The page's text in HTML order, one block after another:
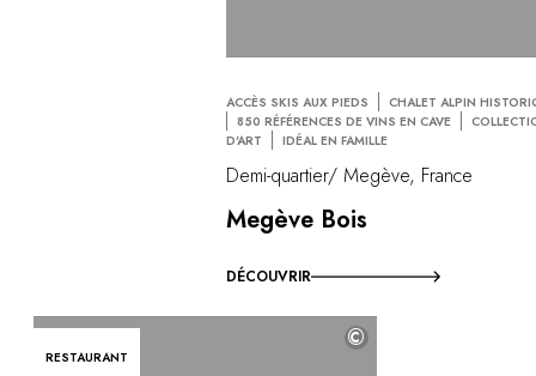
ACCÈS SKIS AUX PIEDS
CHALET ALPIN
850 RÉFÉRENCES DE VINS EN CAVE
D'ART
IDÉAL EN FAMILLE
Demi-quartier/ Megève, France
Megève Bois
DÉCOUVRIR
RESTAURANT
©